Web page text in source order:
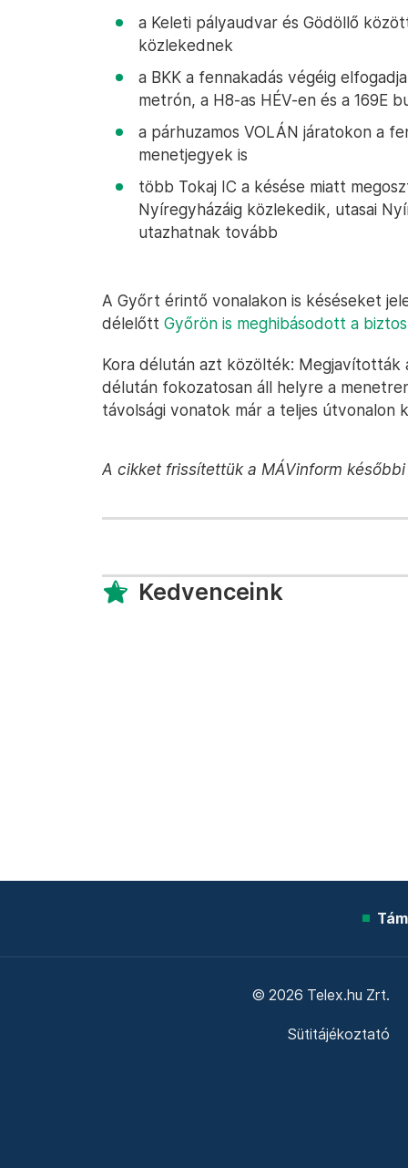
a Keleti pályaudvar és Gödöllő
közlekednek
a BKK a fennakadás végéig
metrón, a H8-as HÉV-en és a 169E
a párhuzamos VOLÁN járatokon a
menetjegyek is
több Tokaj IC a késése miatt
Nyíregyházáig közlekedik, utasai
utazhatnak tovább
A Győrt érintő vonalakon is késéseket
délelőtt Győrön is meghibásodott a
Kora délután azt közölték: Megjavították
délután fokozatosan áll helyre a
távolsági vonatok már a teljes útvonalon
A cikket frissítettük a MÁVinform
Kedvenceink
© 2026 Telex.hu Zrt.
Sütitájékoztató